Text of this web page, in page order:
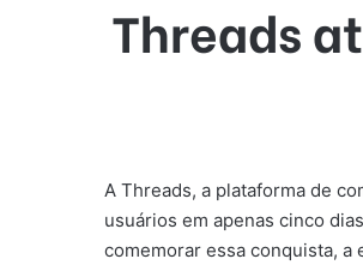
Threads
A Threads, a plataforma de
usuários em apenas cinco
comemorar essa conquista, a